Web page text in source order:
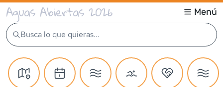
Aguas Abiertas 2026 Menú
Busca lo que quieras...